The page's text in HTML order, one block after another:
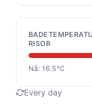
RISOR
Nå: 16.5°C
Every day